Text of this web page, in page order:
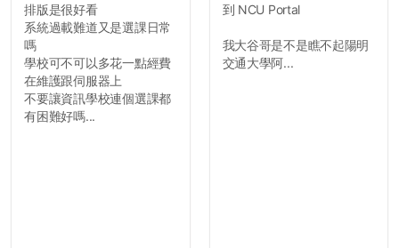
排版是很好看
系統過載難道又是選課日常
嗎
學校可不可以多花一點經費
在維護跟伺服器上
不要讓資訊學校連個選課都
有困難好嗎...
到 NCU Portal
我大谷哥是不是瞧不起陽明
交通大學阿...